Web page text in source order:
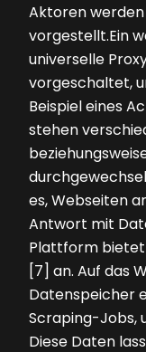
Aktoren
vorgestellt.Ein
universelle
vorgeschaltet,
Beispiel eines
stehen
es, Webseiten
Antwort mit
Plattform bietet
[7] an. Auf das
Datenspeicher
Scraping-Jobs,
Diese Daten